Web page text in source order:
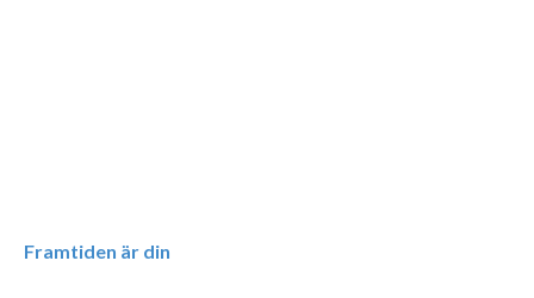
Framtiden är din